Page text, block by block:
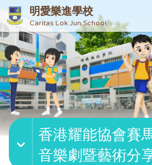
明愛樂進學校
Caritas Lok Jun School
香港耀能協會賽
音樂劇暨藝術分